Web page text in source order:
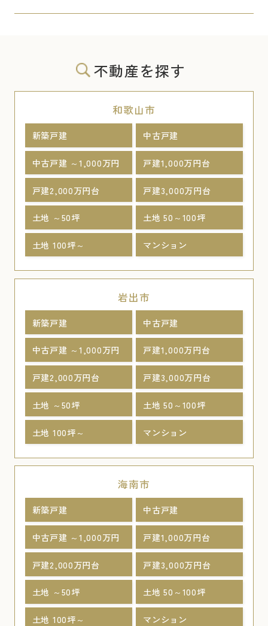
不動産を探す
和歌山市
新築戸建 中古戸建
中古戸建 ～1,000万円 戸建1,000万円台
戸建2,000万円台 戸建3,000万円台
土地 ～50坪 土地 50～100坪
土地 100坪～ マンション
岩出市
新築戸建 中古戸建
中古戸建 ～1,000万円 戸建1,000万円台
戸建2,000万円台 戸建3,000万円台
土地 ～50坪 土地 50～100坪
土地 100坪～ マンション
海南市
新築戸建 中古戸建
中古戸建 ～1,000万円 戸建1,000万円台
戸建2,000万円台 戸建3,000万円台
土地 ～50坪 土地 50～100坪
土地 100坪～ マンション